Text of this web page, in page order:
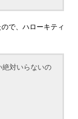
で、ハローキティ
絶対いらないの